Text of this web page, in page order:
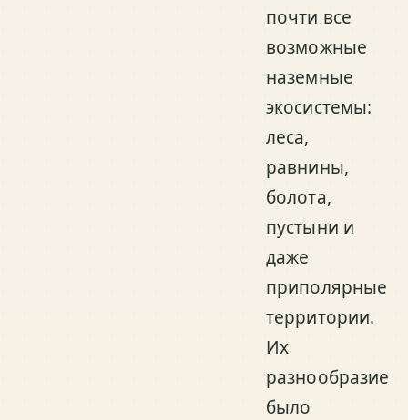
почти все
возможные
наземные
экосистемы:
леса,
равнины,
болота,
пустыни и
даже
приполярные
территории.
Их
разнообразие
было